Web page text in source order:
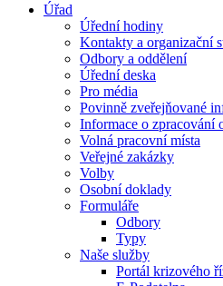
Úřad
Úřední hodiny
Kontakty a organizační
Odbory a oddělení
Úřední deska
Pro média
Povinně zveřejňované
Informace o zpracování
Volná pracovní místa
Veřejné zakázky
Volby
Osobní doklady
Formuláře
Odbory
Typy
Naše služby
Portál krizového